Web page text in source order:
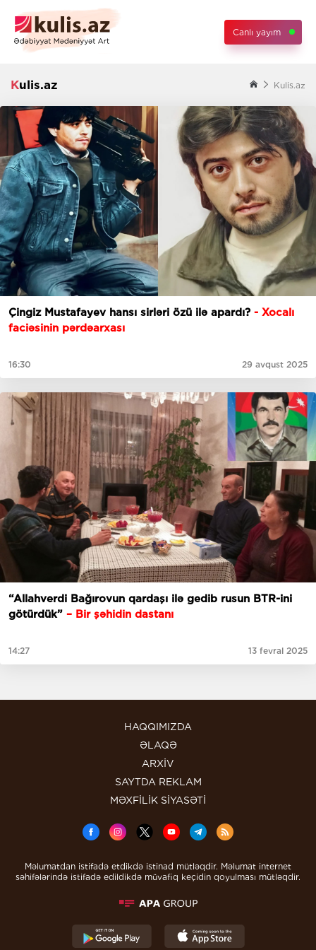
Canlı yayım
Kulis.az Kulis.az
Çingiz Mustafayev hansı sirləri özü ilə apardı? - Xocalı
faciəsinin pərdəarxası
16:30 29 avqust 2025
“Allahverdi Bağırovun qardaşı ilə gedib rusun BTR-ini
götürdük” – Bir şəhidin dastanı
14:27 13 fevral 2025
HAQQIMIZDA
ƏLAQƏ
ARXİV
SAYTDA REKLAM
MƏXFİLİK SİYASƏTİ
Məlumatdan istifadə etdikdə istinad mütləqdir. Məlumat internet
səhifələrində istifadə edildikdə müvafiq keçidin qoyulması mütləqdir.